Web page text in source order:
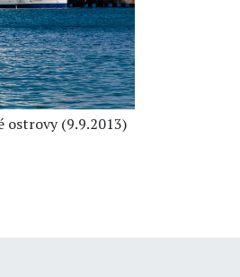
ostrovy (9.9.2013)